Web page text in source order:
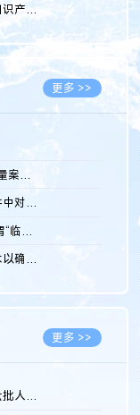
2026.08.05
天津多部门合力推进知识产权保护工作
2026.08.05
更多 >>
淘宝“B站推荐”店铺刷量案维持原判，两被告连带赔偿150万元
专利诉前行为保全案件中对仿制药申请人曾作出三类声明的考量及违...
直播带货诋毁同行 所谓“临场发挥”不免责
借助软件复现现有技术以确认相关参数特征是否被公开
更多 >>
最高人民法院发布第六批人民法院种业知识产权司法保护典型案例 含...